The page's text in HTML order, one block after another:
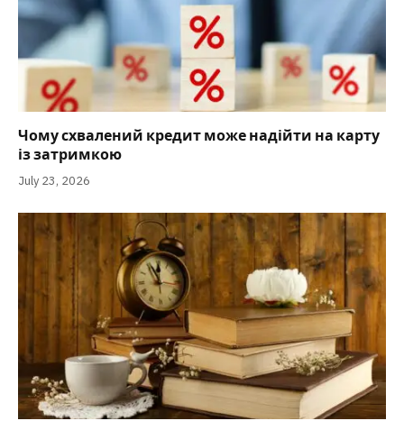
Чому схвалений кредит може надійти на карту
із затримкою
July 23, 2026